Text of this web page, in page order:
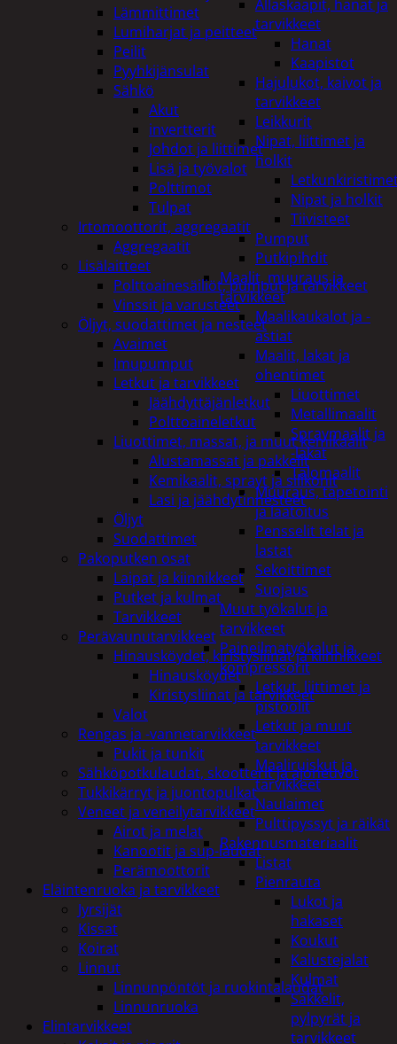
Allaskaapit, hanat ja
tarvikkeet
Hanat
Kaapistot
Hajulukot, kaivot ja
tarvikkeet
Leikkurit
Nipat, liittimet ja
holkit
Nipat ja holkit
Tiivisteet
Pumput
Putkipihdit
Maalit, muuraus ja
tarvikkeet
Maalikaukalot ja -
astiat
Maalit, lakat ja
ohentimet
Liuottimet
Metallimaalit
Spraymaalit ja
-lakat
Talomaalit
Muuraus, tapetointi
ja laatoitus
Pensselit telat ja
lastat
Sekoittimet
Suojaus
Muut työkalut ja
tarvikkeet
Paineilmatyökalut ja
kompressorit
Letkut, liittimet ja
pistoolit
Letkut ja muut
tarvikkeet
Maaliruiskut ja
tarvikkeet
Naulaimet
Pulttipyssyt ja räikät
Rakennusmateriaalit
Listat
Pienrauta
Lukot ja
hakaset
Koukut
Kalustejalat
Kulmat
Sakkelit,
pylpyrät ja
tarvikkeet
Lämmittimet
Lumiharjat ja peitteet
Peilit
Pyyhkijänsulat
Sähkö
Akut
invertterit
Johdot ja liittimet
Lisä ja työvalot
Polttimot
Tulpat
Irtomoottorit, aggregaatit
Aggregaatit
Lisälaitteet
Polttoainesäiliöt, pumput ja tarvikkeet
Vinssit ja varusteet
Öljyt, suodattimet ja nesteet
Avaimet
Imupumput
Letkut ja tarvikkeet
Jäähdyttäjänletkut
Polttoaineletkut
Liuottimet, massat, ja muut kemikaalit
Alustamassat ja pakkelit
Kemikaalit, sprayt ja silikonit
Lasi ja jäähdytinnesteet
Öljyt
Suodattimet
Pakoputken osat
Laipat ja kiinnikkeet
Putket ja kulmat
Tarvikkeet
Perävaunutarvikkeet
Hinausköydet, kiristysliinat ja kiinnikkeet
Hinausköydet
Kiristysliinat ja tarvikkeet
Valot
Rengas ja -vannetarvikkeet
Pukit ja tunkit
Sähköpotkulaudat, skootterit ja ajoneuvot
Tukkikärryt ja juontopulkat
Veneet ja veneilytarvikkeet
Airot ja melat
Kanootit ja sup-laudat
Perämoottorit
Eläintenruoka ja tarvikkeet
Jyrsijät
Kissat
Koirat
Linnut
Linnunpöntöt ja ruokintalaudat
Linnunruoka
Elintarvikkeet